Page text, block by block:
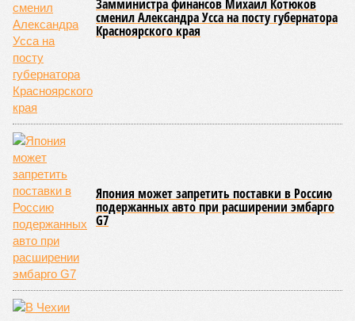
Замминистра финансов Михаил Котюков
сменил Александра Усса на посту губернатора
Красноярского края
Япония может запретить поставки в Россию
подержанных авто при расширении эмбарго
G7